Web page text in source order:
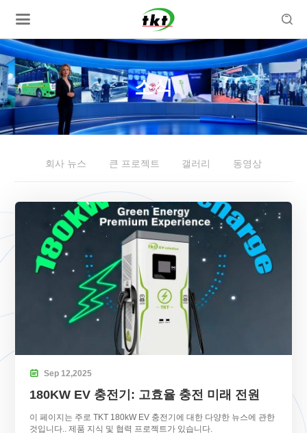

소식
회사 뉴스 큰 프로젝트 갤러리 동영상
 Sep 12,2025
180KW EV 충전기: 고효율 충전 미래 전원
이 페이지는 주로 TKT 180kW EV 충전기에 대한 다양한 뉴스에 관한
것입니다.. 제품 지식 및 협력 프로젝트가 있습니다.